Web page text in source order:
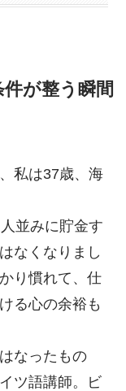
が整う瞬間
私は37歳、海
並みに貯金す
なくなりまし
り慣れて、仕
る心の余裕も
なったもの
ツ語講師。ビ